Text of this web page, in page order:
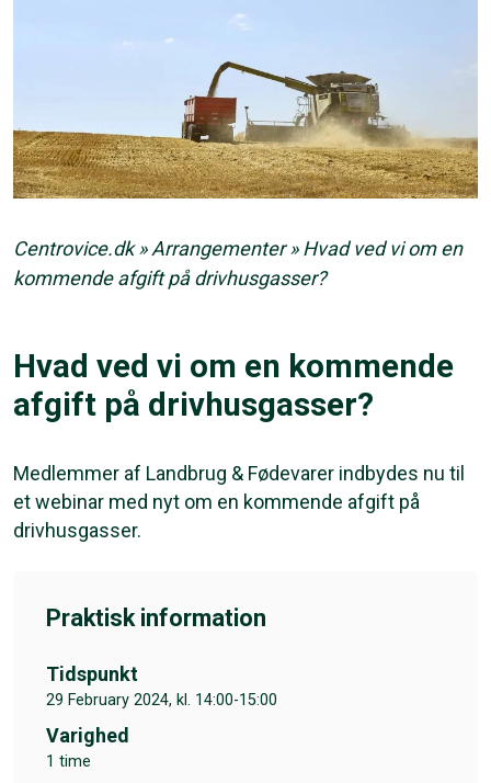
Centrovice.dk»Arrangementer»Hvad ved vi om en
kommende afgift på drivhusgasser?
Hvad ved vi om en kommende
afgift på drivhusgasser?
Medlemmer af Landbrug & Fødevarer indbydes nu til
et webinar med nyt om en kommende afgift på
drivhusgasser.
Praktisk information
Tidspunkt
29 February 2024, kl. 14:00-15:00
Varighed
1 time